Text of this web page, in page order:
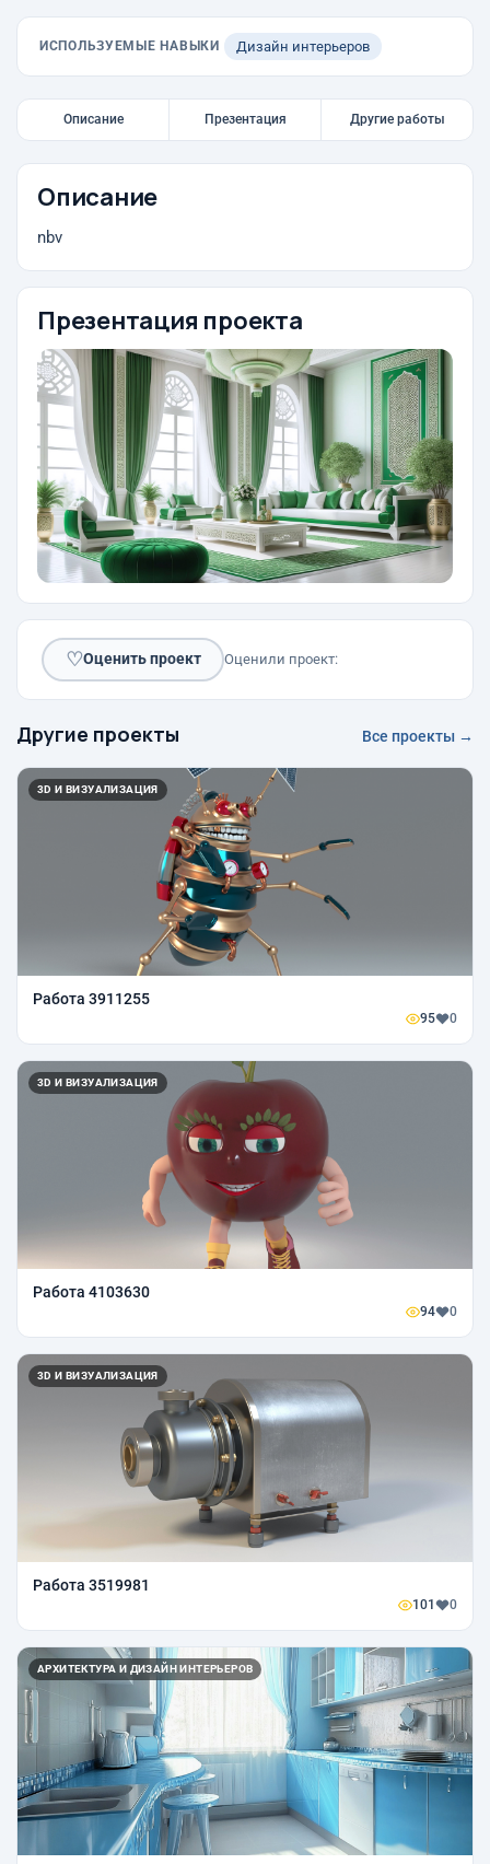
ИСПОЛЬЗУЕМЫЕ НАВЫКИ Дизайн интерьеров
Описание Презентация Другие работы
Описание
nbv
Презентация проекта
♡Оценить проект Оценили проект:
Другие проекты Все проекты →
3D И ВИЗУАЛИЗАЦИЯ
Работа 3911255
95 0
3D И ВИЗУАЛИЗАЦИЯ
Работа 4103630
94 0
3D И ВИЗУАЛИЗАЦИЯ
Работа 3519981
101 0
АРХИТЕКТУРА И ДИЗАЙН ИНТЕРЬЕРОВ